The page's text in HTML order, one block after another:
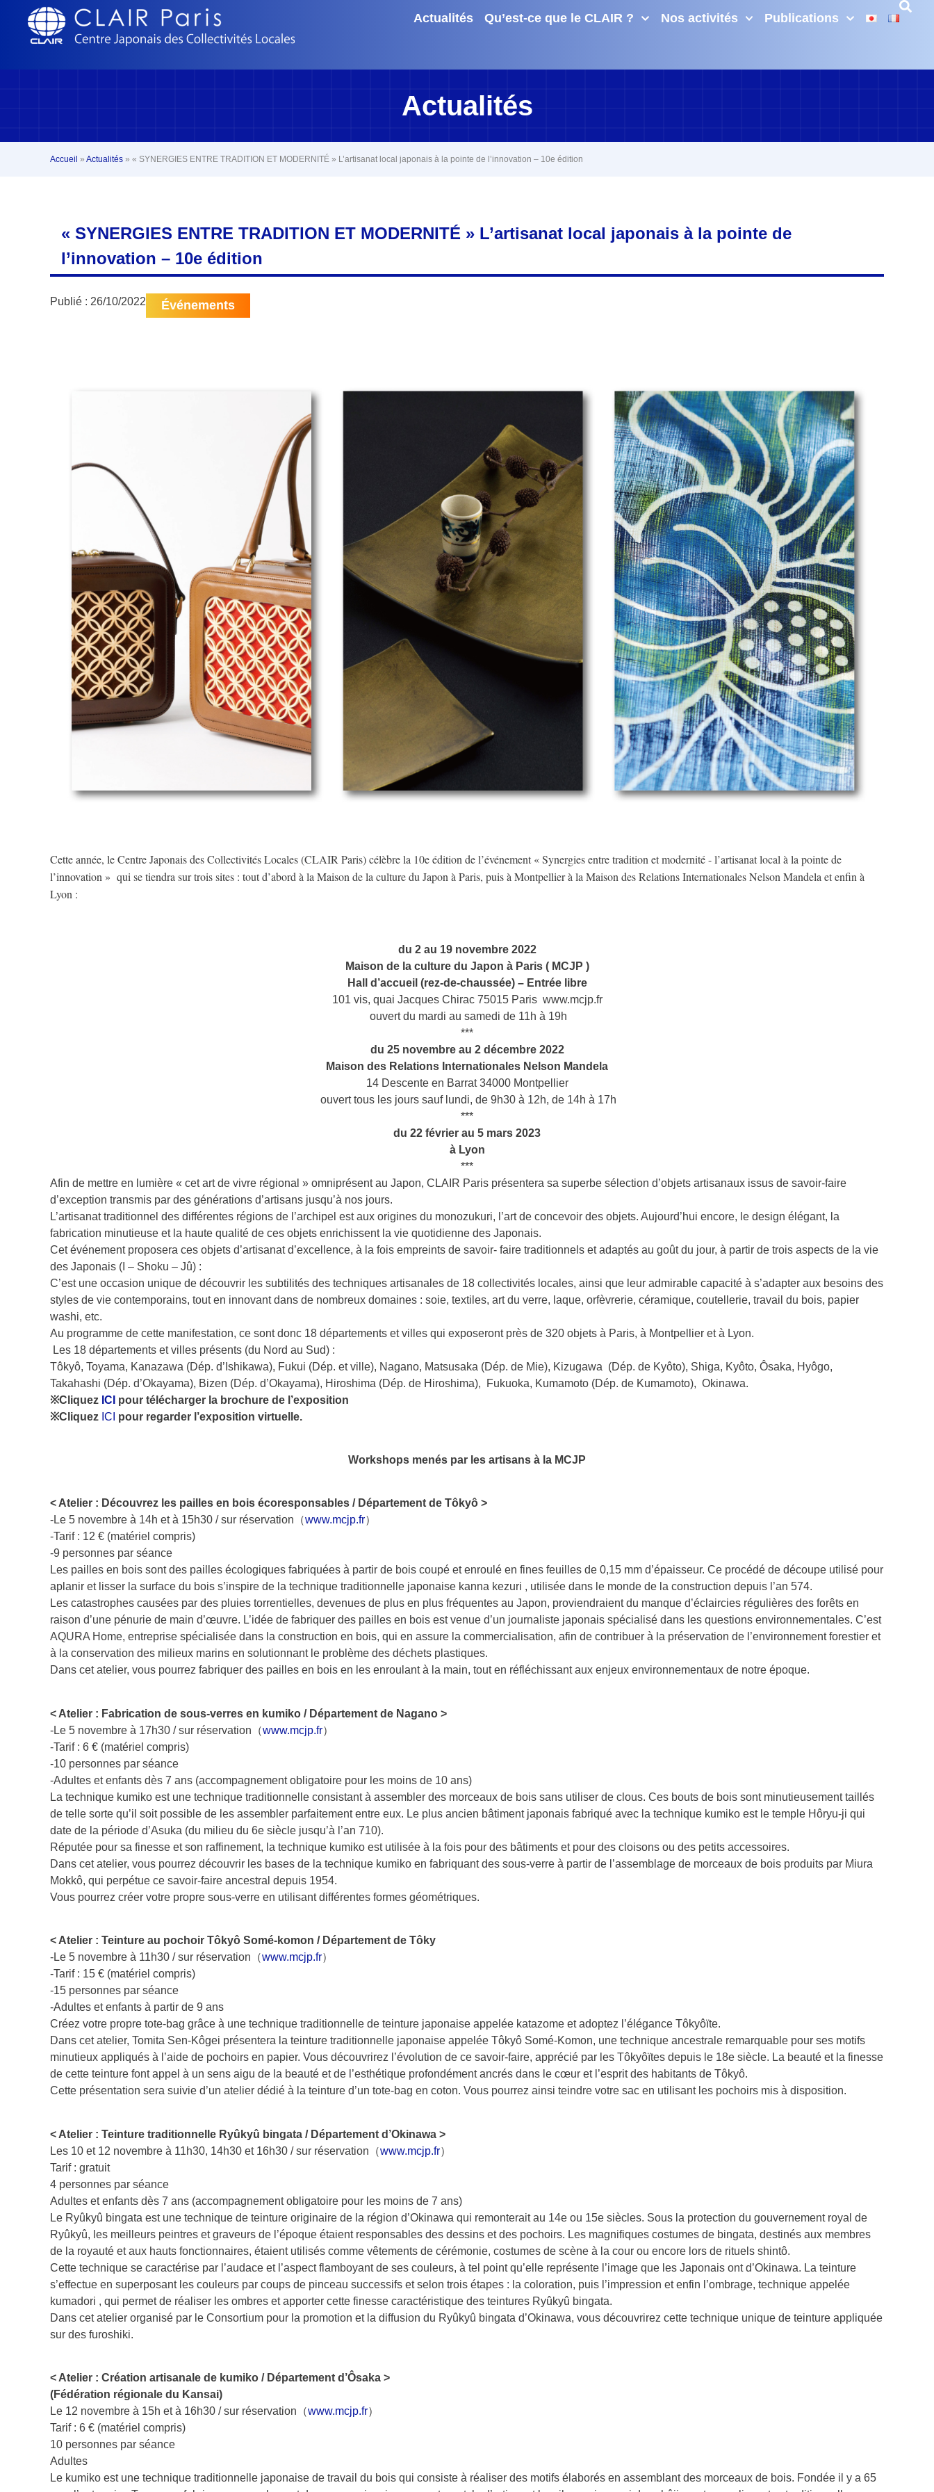
Actualités Qu’est-ce que le CLAIR ? Nos activités Publications
Actualités
Accueil » Actualités » « SYNERGIES ENTRE TRADITION ET MODERNITÉ » L’artisanat local japonais à la pointe de l’innovation – 10e édition
« SYNERGIES ENTRE TRADITION ET MODERNITÉ » L’artisanat local japonais à la pointe de
l’innovation – 10e édition
Publié : 26/10/2022 Événements
Cette année, le Centre Japonais des Collectivités Locales (CLAIR Paris) célèbre la 10e édition de l’événement « Synergies entre tradition et modernité - l’artisanat local à la pointe de
l’innovation »  qui se tiendra sur trois sites : tout d’abord à la Maison de la culture du Japon à Paris, puis à Montpellier à la Maison des Relations Internationales Nelson Mandela et enfin à
Lyon :
du 2 au 19 novembre 2022
Maison de la culture du Japon à Paris ( MCJP )
Hall d’accueil (rez-de-chaussée) – Entrée libre
101 vis, quai Jacques Chirac 75015 Paris www.mcjp.fr
ouvert du mardi au samedi de 11h à 19h
***
du 25 novembre au 2 décembre 2022
Maison des Relations Internationales Nelson Mandela
14 Descente en Barrat 34000 Montpellier
ouvert tous les jours sauf lundi, de 9h30 à 12h, de 14h à 17h
***
du 22 février au 5 mars 2023
à Lyon
***
Afin de mettre en lumière « cet art de vivre régional » omniprésent au Japon, CLAIR Paris présentera sa superbe sélection d’objets artisanaux issus de savoir-faire
d’exception transmis par des générations d’artisans jusqu’à nos jours.
L’artisanat traditionnel des différentes régions de l’archipel est aux origines du monozukuri, l’art de concevoir des objets. Aujourd’hui encore, le design élégant, la
fabrication minutieuse et la haute qualité de ces objets enrichissent la vie quotidienne des Japonais.
Cet événement proposera ces objets d’artisanat d’excellence, à la fois empreints de savoir- faire traditionnels et adaptés au goût du jour, à partir de trois aspects de la vie
des Japonais (I – Shoku – Jû) :
C’est une occasion unique de découvrir les subtilités des techniques artisanales de 18 collectivités locales, ainsi que leur admirable capacité à s’adapter aux besoins des
styles de vie contemporains, tout en innovant dans de nombreux domaines : soie, textiles, art du verre, laque, orfèvrerie, céramique, coutellerie, travail du bois, papier
washi, etc.
Au programme de cette manifestation, ce sont donc 18 départements et villes qui exposeront près de 320 objets à Paris, à Montpellier et à Lyon.
Les 18 départements et villes présents (du Nord au Sud) :
Tôkyô, Toyama, Kanazawa (Dép. d’Ishikawa), Fukui (Dép. et ville), Nagano, Matsusaka (Dép. de Mie), Kizugawa (Dép. de Kyôto), Shiga, Kyôto, Ôsaka, Hyôgo,
Takahashi (Dép. d’Okayama), Bizen (Dép. d’Okayama), Hiroshima (Dép. de Hiroshima), Fukuoka, Kumamoto (Dép. de Kumamoto), Okinawa.
※Cliquez ICI pour télécharger la brochure de l’exposition
※Cliquez ICI pour regarder l’exposition virtuelle.
Workshops menés par les artisans à la MCJP
< Atelier : Découvrez les pailles en bois écoresponsables / Département de Tôkyô >
-Le 5 novembre à 14h et à 15h30 / sur réservation（www.mcjp.fr）
-Tarif : 12 € (matériel compris)
-9 personnes par séance
Les pailles en bois sont des pailles écologiques fabriquées à partir de bois coupé et enroulé en fines feuilles de 0,15 mm d’épaisseur. Ce procédé de découpe utilisé pour
aplanir et lisser la surface du bois s’inspire de la technique traditionnelle japonaise kanna kezuri , utilisée dans le monde de la construction depuis l’an 574.
Les catastrophes causées par des pluies torrentielles, devenues de plus en plus fréquentes au Japon, proviendraient du manque d’éclaircies régulières des forêts en
raison d’une pénurie de main d’œuvre. L’idée de fabriquer des pailles en bois est venue d’un journaliste japonais spécialisé dans les questions environnementales. C’est
AQURA Home, entreprise spécialisée dans la construction en bois, qui en assure la commercialisation, afin de contribuer à la préservation de l’environnement forestier et
à la conservation des milieux marins en solutionnant le problème des déchets plastiques.
Dans cet atelier, vous pourrez fabriquer des pailles en bois en les enroulant à la main, tout en réfléchissant aux enjeux environnementaux de notre époque.
< Atelier : Fabrication de sous-verres en kumiko / Département de Nagano >
-Le 5 novembre à 17h30 / sur réservation（www.mcjp.fr）
-Tarif : 6 € (matériel compris)
-10 personnes par séance
-Adultes et enfants dès 7 ans (accompagnement obligatoire pour les moins de 10 ans)
La technique kumiko est une technique traditionnelle consistant à assembler des morceaux de bois sans utiliser de clous. Ces bouts de bois sont minutieusement taillés
de telle sorte qu’il soit possible de les assembler parfaitement entre eux. Le plus ancien bâtiment japonais fabriqué avec la technique kumiko est le temple Hôryu-ji qui
date de la période d’Asuka (du milieu du 6e siècle jusqu’à l’an 710).
Réputée pour sa finesse et son raffinement, la technique kumiko est utilisée à la fois pour des bâtiments et pour des cloisons ou des petits accessoires.
Dans cet atelier, vous pourrez découvrir les bases de la technique kumiko en fabriquant des sous-verre à partir de l’assemblage de morceaux de bois produits par Miura
Mokkô, qui perpétue ce savoir-faire ancestral depuis 1954.
Vous pourrez créer votre propre sous-verre en utilisant différentes formes géométriques.
< Atelier : Teinture au pochoir Tôkyô Somé-komon / Département de Tôky
-Le 5 novembre à 11h30 / sur réservation（www.mcjp.fr）
-Tarif : 15 € (matériel compris)
-15 personnes par séance
-Adultes et enfants à partir de 9 ans
Créez votre propre tote-bag grâce à une technique traditionnelle de teinture japonaise appelée katazome et adoptez l’élégance Tôkyôïte.
Dans cet atelier, Tomita Sen-Kôgei présentera la teinture traditionnelle japonaise appelée Tôkyô Somé-Komon, une technique ancestrale remarquable pour ses motifs
minutieux appliqués à l’aide de pochoirs en papier. Vous découvrirez l’évolution de ce savoir-faire, apprécié par les Tôkyôïtes depuis le 18e siècle. La beauté et la finesse
de cette teinture font appel à un sens aigu de la beauté et de l’esthétique profondément ancrés dans le cœur et l’esprit des habitants de Tôkyô.
Cette présentation sera suivie d’un atelier dédié à la teinture d’un tote-bag en coton. Vous pourrez ainsi teindre votre sac en utilisant les pochoirs mis à disposition.
< Atelier : Teinture traditionnelle Ryûkyû bingata / Département d’Okinawa >
Les 10 et 12 novembre à 11h30, 14h30 et 16h30 / sur réservation（www.mcjp.fr）
Tarif : gratuit
4 personnes par séance
Adultes et enfants dès 7 ans (accompagnement obligatoire pour les moins de 7 ans)
Le Ryûkyû bingata est une technique de teinture originaire de la région d’Okinawa qui remonterait au 14e ou 15e siècles. Sous la protection du gouvernement royal de
Ryûkyû, les meilleurs peintres et graveurs de l’époque étaient responsables des dessins et des pochoirs. Les magnifiques costumes de bingata, destinés aux membres
de la royauté et aux hauts fonctionnaires, étaient utilisés comme vêtements de cérémonie, costumes de scène à la cour ou encore lors de rituels shintô.
Cette technique se caractérise par l’audace et l’aspect flamboyant de ses couleurs, à tel point qu’elle représente l’image que les Japonais ont d’Okinawa. La teinture
s’effectue en superposant les couleurs par coups de pinceau successifs et selon trois étapes : la coloration, puis l’impression et enfin l’ombrage, technique appelée
kumadori , qui permet de réaliser les ombres et apporter cette finesse caractéristique des teintures Ryûkyû bingata.
Dans cet atelier organisé par le Consortium pour la promotion et la diffusion du Ryûkyû bingata d’Okinawa, vous découvrirez cette technique unique de teinture appliquée
sur des furoshiki.
< Atelier : Création artisanale de kumiko / Département d’Ôsaka >
(Fédération régionale du Kansai)
Le 12 novembre à 15h et à 16h30 / sur réservation（www.mcjp.fr）
Tarif : 6 € (matériel compris)
10 personnes par séance
Adultes
Le kumiko est une technique traditionnelle japonaise de travail du bois qui consiste à réaliser des motifs élaborés en assemblant des morceaux de bois. Fondée il y a 65